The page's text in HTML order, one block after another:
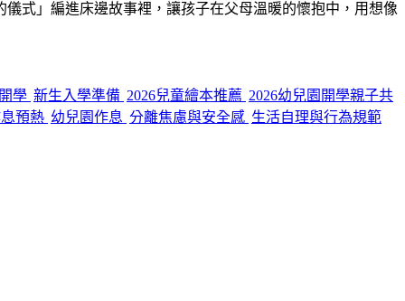
式」編進床邊故事裡，讓孩子在父母溫暖的懷抱中，用想像
學 新生入學準備 2026兒童繪本推薦 2026幼兒園開學親子共
預熱 幼兒園作息 分離焦慮與安全感 生活自理與行為規範